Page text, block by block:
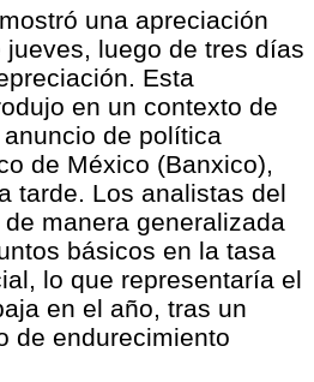
una apreciación
luego de tres días
Esta
en un contexto de
de política
de México (Banxico),
tarde. Los analistas del
manera generalizada
básicos en la tasa
lo que representaría el
en el año, tras un
de endurecimiento